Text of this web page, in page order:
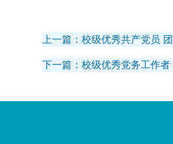
上一篇：校级优秀共产党员
下一篇：校级优秀党务工作